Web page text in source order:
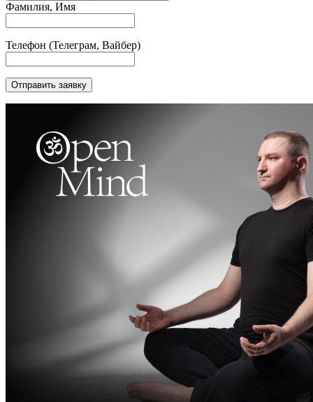
Фамилия, Имя
Телефон (Телеграм, Вайбер)
Отправить заявку